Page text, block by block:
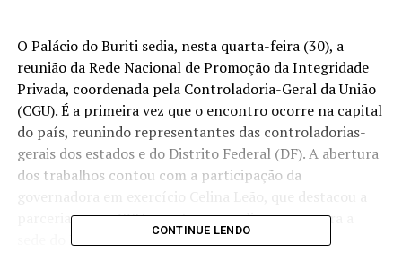
O Palácio do Buriti sedia, nesta quarta-feira (30), a
reunião da Rede Nacional de Promoção da Integridade
Privada, coordenada pela Controladoria-Geral da União
(CGU). É a primeira vez que o encontro ocorre na capital
do país, reunindo representantes das controladorias-
gerais dos estados e do Distrito Federal (DF). A abertura
dos trabalhos contou com a participação da
governadora em exercício Celina Leão, que destacou a
parceria com a CGU para trazer as discussões para a
sede do Executivo local.CONTINUE LENDO